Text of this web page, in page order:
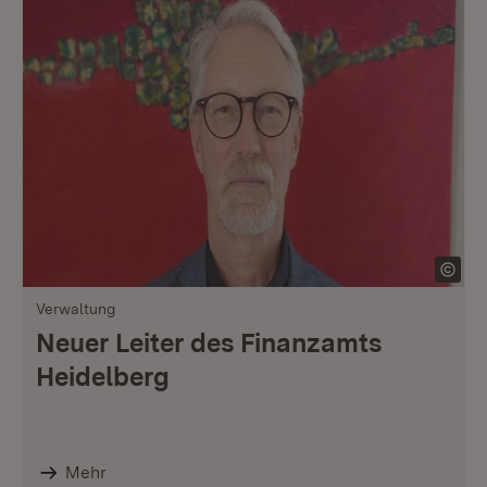
Verwaltung
Neuer Leiter des Finanzamts
Heidelberg
Mehr